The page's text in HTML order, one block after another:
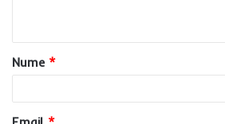
a
r
u
Nume *